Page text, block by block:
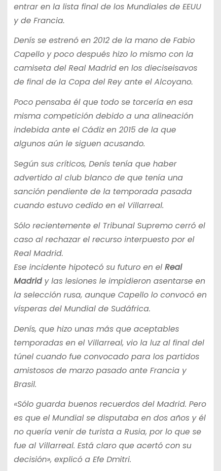
entrar en la lista final de los Mundiales de EEUU
y de Francia.
Denís se estrenó en 2012 de la mano de Fabio
Capello y poco después hizo lo mismo con la
camiseta del Real Madrid en los dieciseisavos
de final de la Copa del Rey ante el Alcoyano.
Poco pensaba él que todo se torcería en esa
misma competición debido a una alineación
indebida ante el Cádiz en 2015 de la que
algunos aún le siguen acusando.
Según sus críticos, Denís tenía que haber
advertido al club blanco de que tenía una
sanción pendiente de la temporada pasada
cuando estuvo cedido en el Villarreal.
Sólo recientemente el Tribunal Supremo cerró el
caso al rechazar el recurso interpuesto por el
Real Madrid.
Ese incidente hipotecó su futuro en el Real
Madridy las lesiones le impidieron asentarse en
la selección rusa, aunque Capello lo convocó en
vísperas del Mundial de Sudáfrica.
Denís, que hizo unas más que aceptables
temporadas en el Villarreal, vio la luz al final del
túnel cuando fue convocado para los partidos
amistosos de marzo pasado ante Francia y
Brasil.
«Sólo guarda buenos recuerdos del Madrid. Pero
es que el Mundial se disputaba en dos años y él
no quería venir de turista a Rusia, por lo que se
fue al Villarreal. Está claro que acertó con su
decisión», explicó a Efe Dmitri.